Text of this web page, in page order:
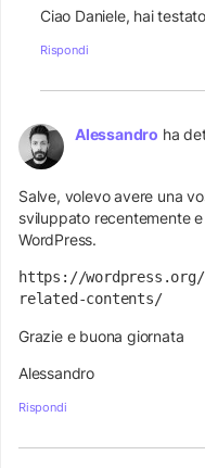
Ciao Daniele, hai
Rispondi
Alessandro ha
Salve, volevo avere una
sviluppato recentemente
WordPress.
https://
related-contents/
Grazie e buona giornata
Alessandro
Rispondi